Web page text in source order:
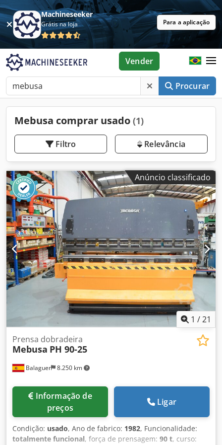
Machineseeker
Grátis na loja Para a aplicação
Procurar
Vender
Mebusa comprar usado (1)
Filtro Relevância
Anúncio classificado
1 /21
Balaguer 8.250 km
Prensa dobradeira
Mebusa PH 90-25
preços
Ligar
Condição: usado, Ano de fabrico: 1982, Funcionalidade:
totalmente funcional, força de prensagem: 90 t, curso: